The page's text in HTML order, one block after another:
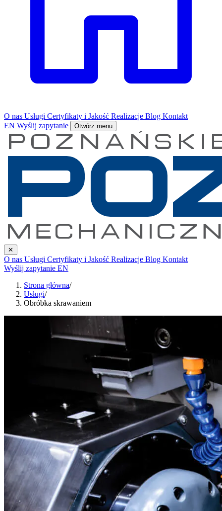
O nas Usługi Certyfikaty i Jakość Realizacje Blog Kontakt
EN Wyślij zapytanie Otwórz menu
✕
O nas Usługi Certyfikaty i Jakość Realizacje Blog Kontakt
Wyślij zapytanie EN
Strona główna/
Usługi/
Obróbka skrawaniem